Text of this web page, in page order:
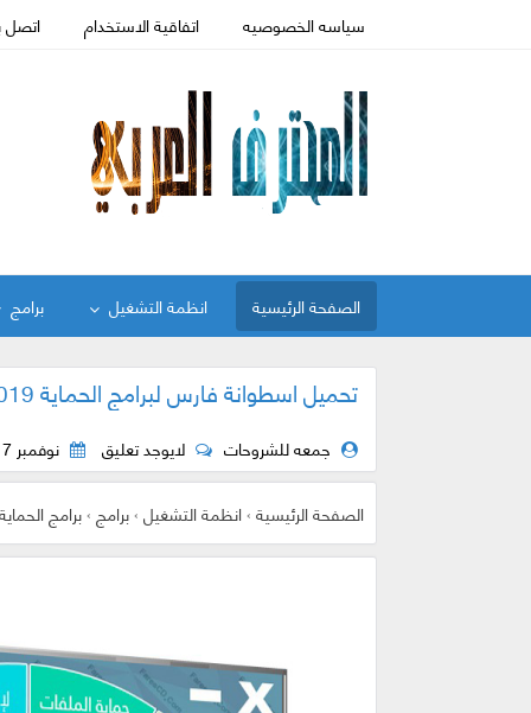
سياسه الخصوصيه اتفاقية الاستخدام اتصل
الصفحة الرئيسية انظمة التشغيل برامج
تحميل اسطوانة فارس لبرامج الحماية 2019
جمعه للشروحات لايوجد تعليق نوفمبر 17, 2018
الصفحة الرئيسية›انظمة التشغيل›برامج›برامج